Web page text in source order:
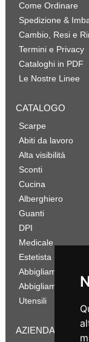
Come Ordinare
Spedizione &
Cambio, Resi e
Termini e Privacy
Cataloghi in PDF
Le Nostre Linee
CATALOGO
Scarpe
Abiti da lavoro
Alta visibilità
Sconti
Cucina
Alberghiero
Guanti
DPI
Medicale
Estetista
Abbigliamento
Abbigliamento
Utensili
AZIENDA